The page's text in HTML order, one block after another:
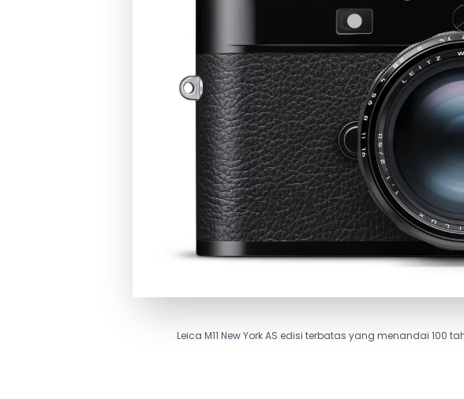
Leica M11 New York AS edisi terbatas yang menandai 100